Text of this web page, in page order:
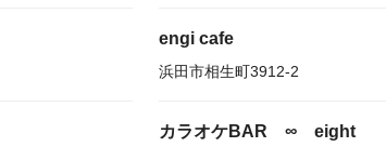
engi cafe
浜田市相生町3912-2
カラオケBAR ∞ eight